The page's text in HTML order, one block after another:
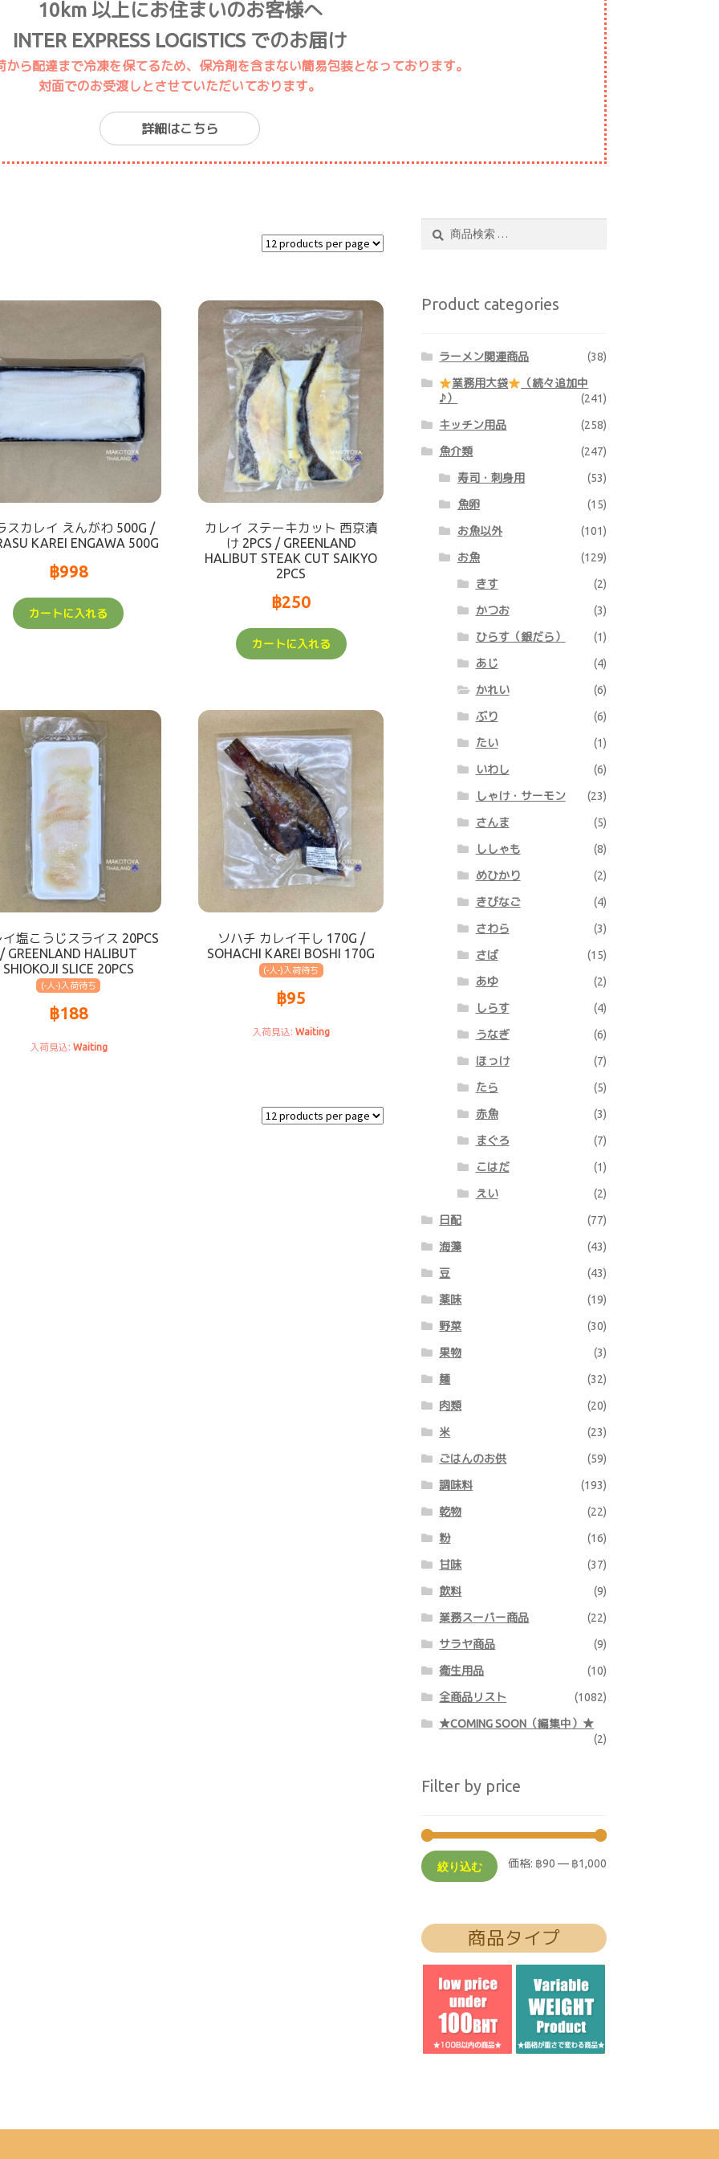
10km 以上にお住まいのお客様へ
INTER EXPRESS LOGISTICS でのお届け
から配達まで冷凍を保てるため、保冷剤を含まない簡易包装となっております。
対面でのお受渡しとさせていただいております。
詳細はこちら
スカレイ えんがわ 500G /
KAREI ENGAWA 500G
฿998
カートに入れる
カレイ ステーキカット 西京漬
け 2PCS / GREENLAND
HALIBUT STEAK CUT SAIKYO
2PCS
฿250
カートに入れる
イ塩こうじスライス 20PCS
/ GREENLAND HALIBUT
SHIOKOJI SLICE 20PCS
(-人-)
฿188
Waiting
ソハチ カレイ干し 170G /
SOHACHI KAREI BOSHI 170G
(-人-)
฿95
Waiting
Product categories
ラーメン関連商品 (38)
業務用大袋
（続々追加中
♪）
(241)
キッチン用品 (258)
魚介類 (247)
寿司・刺身用 (53)
魚卵 (15)
お魚以外 (101)
お魚 (129)
きす (2)
かつお (3)
ひらす（銀だら） (1)
あじ (4)
かれい (6)
ぶり (6)
たい (1)
いわし (6)
しゃけ・サーモン (23)
さんま (5)
ししゃも (8)
めひかり (2)
きびなご (4)
さわら (3)
さば (15)
あゆ (2)
しらす (4)
うなぎ (6)
ほっけ (7)
たら (5)
赤魚 (3)
まぐろ (7)
こはだ (1)
えい (2)
日配 (77)
海藻 (43)
豆 (43)
薬味 (19)
野菜 (30)
果物 (3)
麺 (32)
肉類 (20)
米 (23)
ごはんのお供 (59)
調味料 (193)
乾物 (22)
粉 (16)
甘味 (37)
飲料 (9)
業務スーパー商品 (22)
サラヤ商品 (9)
衛生用品 (10)
全商品リスト (1082)
★COMING SOON（編集中）★
(2)
Filter by price
絞り込む 価格: ฿90 — ฿1,000
商品タイプ